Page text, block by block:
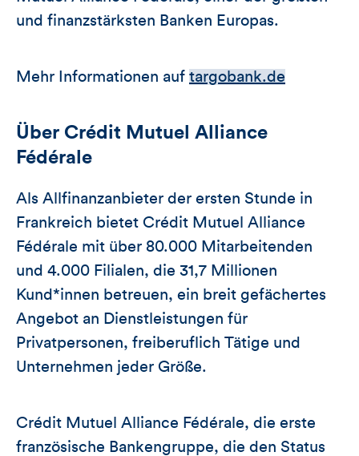
und finanzstärksten Banken Europas.
Mehr Informationen auf targobank.de
Über Crédit Mutuel Alliance
Fédérale
Als Allfinanzanbieter der ersten Stunde in
Frankreich bietet Crédit Mutuel Alliance
Fédérale mit über 80.000 Mitarbeitenden
und 4.000 Filialen, die 31,7 Millionen
Kund*innen betreuen, ein breit gefächertes
Angebot an Dienstleistungen für
Privatpersonen, freiberuflich Tätige und
Unternehmen jeder Größe.
Crédit Mutuel Alliance Fédérale, die erste
französische Bankengruppe, die den Status